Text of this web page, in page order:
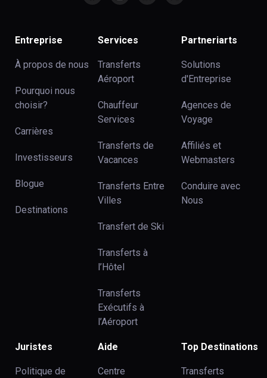
Entreprise
À propos de nous
Pourquoi nous
choisir?
Carrières
Investisseurs
Blogue
Destinations
Services
Transferts
Aéroport
Chauffeur
Services
Transferts de
Vacances
Transferts Entre
Villes
Transfert de Ski
Transferts à
l’Hôtel
Transferts
Exécutifs à
l’Aéroport
Partneriarts
Solutions
d'Entreprise
Agences de
Voyage
Affiliés et
Webmasters
Conduire avec
Nous
Juristes
Politique de
Aide
Centre
Top Destinations
Transferts